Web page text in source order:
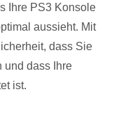
Ihre PS3 Konsole
aussieht. Mit
dass Sie
und dass Ihre
ist.